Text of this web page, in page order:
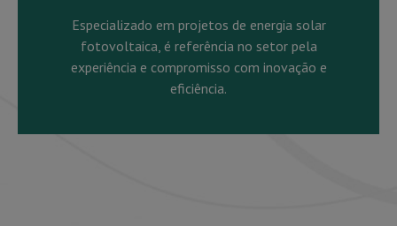
Especializado em projetos de energia solar
fotovoltaica, é referência no setor pela
experiência e compromisso com inovação e
eficiência.